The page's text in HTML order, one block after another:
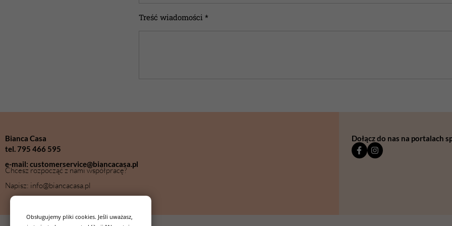
Treść wiadomości *
Bianca Casa
tel. 795 466 595
e-mail: customerservice@biancacasa.pl
Chcesz rozpocząć z nami współpracę?
Napisz: info@biancacasa.pl
Dołącz do nas na portalach
Obsługujemy pliki cookies. Jeśli uważasz,